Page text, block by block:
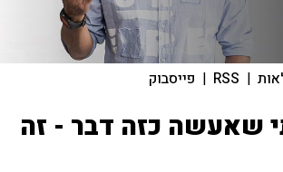
|
RSS
| פייסבוק
שאעשה כזה דבר - זה